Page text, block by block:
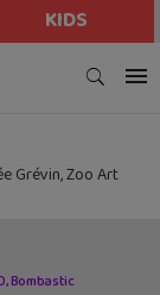
KIDS
Grévin, Zoo Art
Bombastic